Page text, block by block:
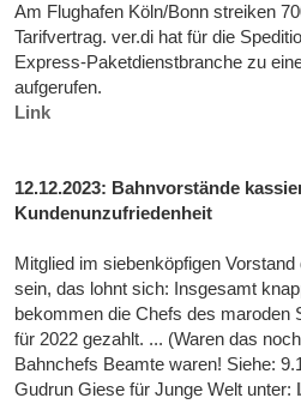
Am Flughafen Köln/Bonn streiken
Tarifvertrag. ver.di hat für die
Express-Paketdienstbranche zu
aufgerufen.
Link
12.12.2023: Bahnvorstände
Kundenunzufriedenheit
Mitglied im siebenköpfigen
sein, das lohnt sich: Insgesamt
bekommen die Chefs des maroden
für 2022 gezahlt. ... (Waren das
Bahnchefs Beamte waren! Siehe:
Gudrun Giese für Junge Welt unter: